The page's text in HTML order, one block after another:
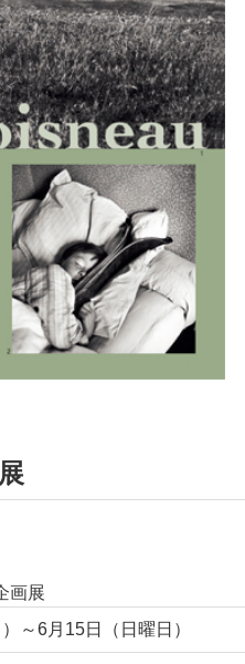
画展
～6月15日（日曜日）